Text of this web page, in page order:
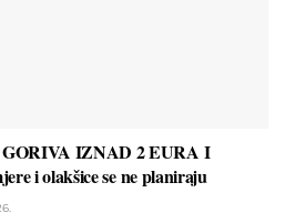
IZNAD 2 EURA I
i olakšice se ne planiraju